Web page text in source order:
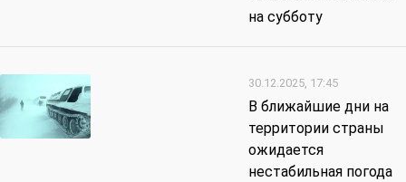
на субботу
30.12.2025, 17:45
В ближайшие дни на
территории страны
ожидается
нестабильная погода